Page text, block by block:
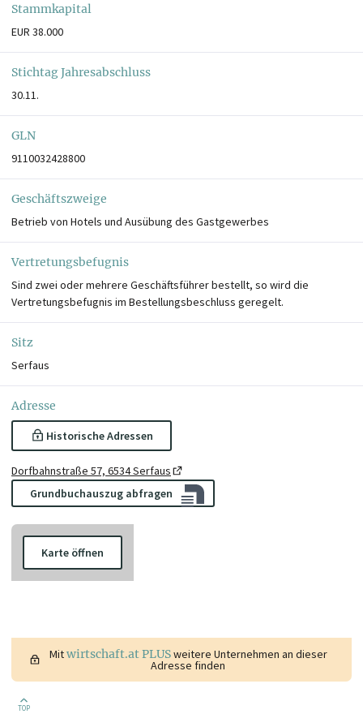
Stammkapital
EUR 38.000
Stichtag Jahresabschluss
30.11.
GLN
9110032428800
Geschäftszweige
Betrieb von Hotels und Ausübung des Gastgewerbes
Vertretungsbefugnis
Sind zwei oder mehrere Geschäftsführer bestellt, so wird die
Vertretungsbefugnis im Bestellungsbeschluss geregelt.
Sitz
Serfaus
Adresse
Historische Adressen
Dorfbahnstraße 57, 6534 Serfaus
Grundbuchauszug abfragen
Karte öffnen
Mitwirtschaft.at PLUSweitere Unternehmen an dieser
Adresse finden
TOP